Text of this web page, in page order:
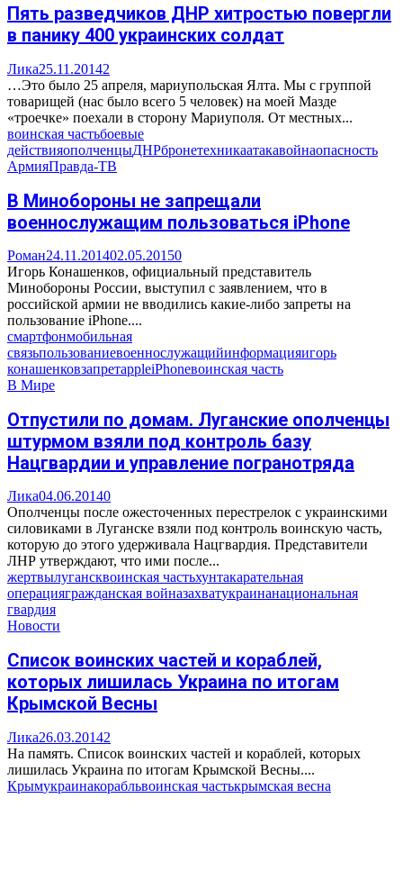
Пять разведчиков ДНР хитростью повергли
в панику 400 украинских солдат
Лика25.11.20142
…Это было 25 апреля, мариупольская Ялта. Мы с группой
товарищей (нас было всего 5 человек) на моей Мазде
«троечке» поехали в сторону Мариуполя. От местных...
воинская частьбоевые
действияополченцыДНРбронетехникаатакавойнаопасность
АрмияПравда-ТВ
В Минобороны не запрещали
военнослужащим пользоваться iPhone
Роман24.11.201402.05.20150
Игорь Конашенков, официальный представитель
Минобороны России, выступил с заявлением, что в
российской армии не вводились какие-либо запреты на
пользование iPhone....
смартфонмобильная
связьпользованиевоеннослужащийинформацияигорь
конашенковзапретappleiPhoneвоинская часть
В Мире
Отпустили по домам. Луганские ополченцы
штурмом взяли под контроль базу
Нацгвардии и управление погранотряда
Лика04.06.20140
Ополченцы после ожесточенных перестрелок с украинскими
силовиками в Луганске взяли под контроль воинскую часть,
которую до этого удерживала Нацгвардия. Представители
ЛНР утверждают, что ими после...
жертвылугансквоинская частьхунтакарательная
операциягражданская войназахватукраинанациональная
гвардия
Новости
Список воинских частей и кораблей,
которых лишилась Украина по итогам
Крымской Весны
Лика26.03.20142
На память. Список воинских частей и кораблей, которых
лишилась Украина по итогам Крымской Весны....
Крымукраинакорабльвоинская частькрымская весна